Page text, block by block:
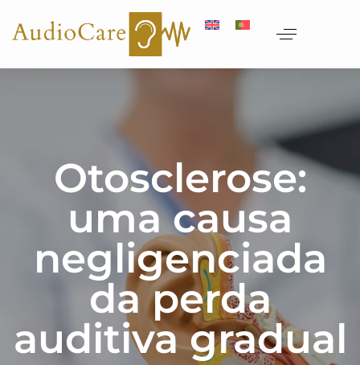
Otosclerose:
uma causa
negligenciada
da perda
auditiva gradual